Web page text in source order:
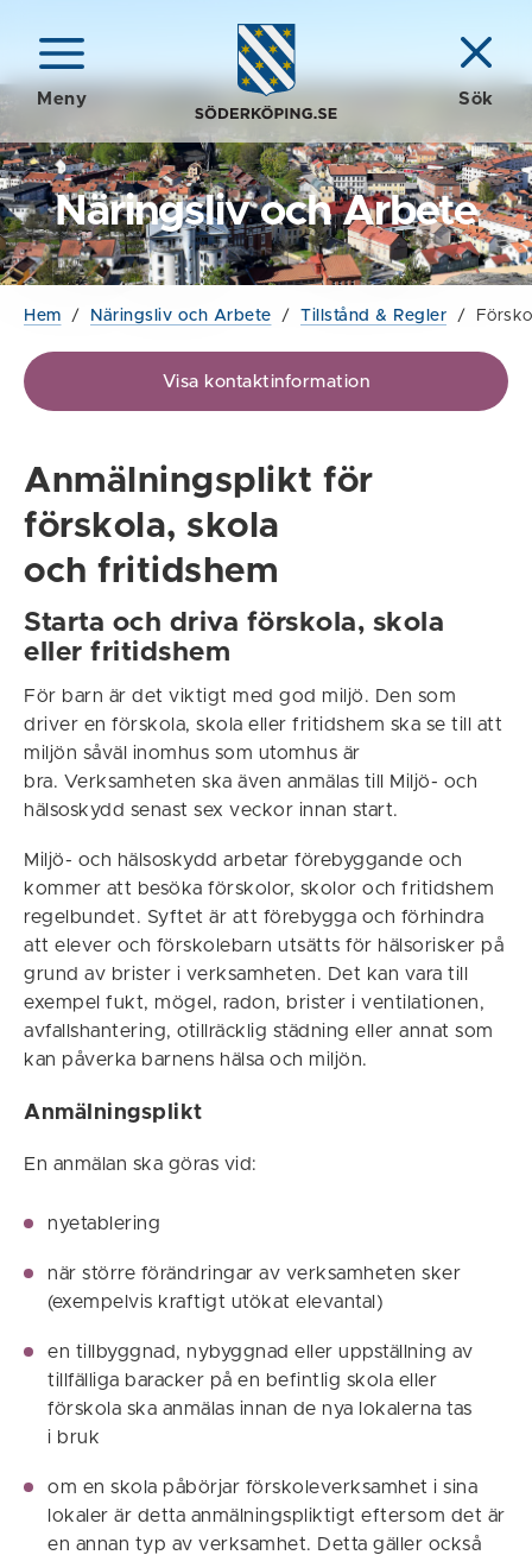
Meny Sök
Näringsliv och Arbete
Hem / Näringsliv och Arbete / Tillstånd & Regler /
Visa kontaktinformation
Anmälningsplikt för
förskola, skola
och fritidshem
Starta och driva förskola, skola
eller fritidshem
För barn är det viktigt med god miljö. Den som
driver en förskola, skola eller fritidshem ska se till att
miljön såväl inomhus som utomhus är
bra. Verksamheten ska även anmälas till Miljö- och
hälsoskydd senast sex veckor innan start.
Miljö- och hälsoskydd arbetar förebyggande och
kommer att besöka förskolor, skolor och fritidshem
regelbundet. Syftet är att förebygga och förhindra
att elever och förskolebarn utsätts för hälsorisker på
grund av brister i verksamheten. Det kan vara till
exempel fukt, mögel, radon, brister i ventilationen,
avfallshantering, otillräcklig städning eller annat som
kan påverka barnens hälsa och miljön.
Anmälningsplikt
En anmälan ska göras vid:
nyetablering
när större förändringar av verksamheten sker
(exempelvis kraftigt utökat elevantal)
en tillbyggnad, nybyggnad eller uppställning av
tillfälliga baracker på en befintlig skola eller
förskola ska anmälas innan de nya lokalerna tas
i bruk
om en skola påbörjar förskoleverksamhet i sina
lokaler är detta anmälningspliktigt eftersom det är
en annan typ av verksamhet. Detta gäller också